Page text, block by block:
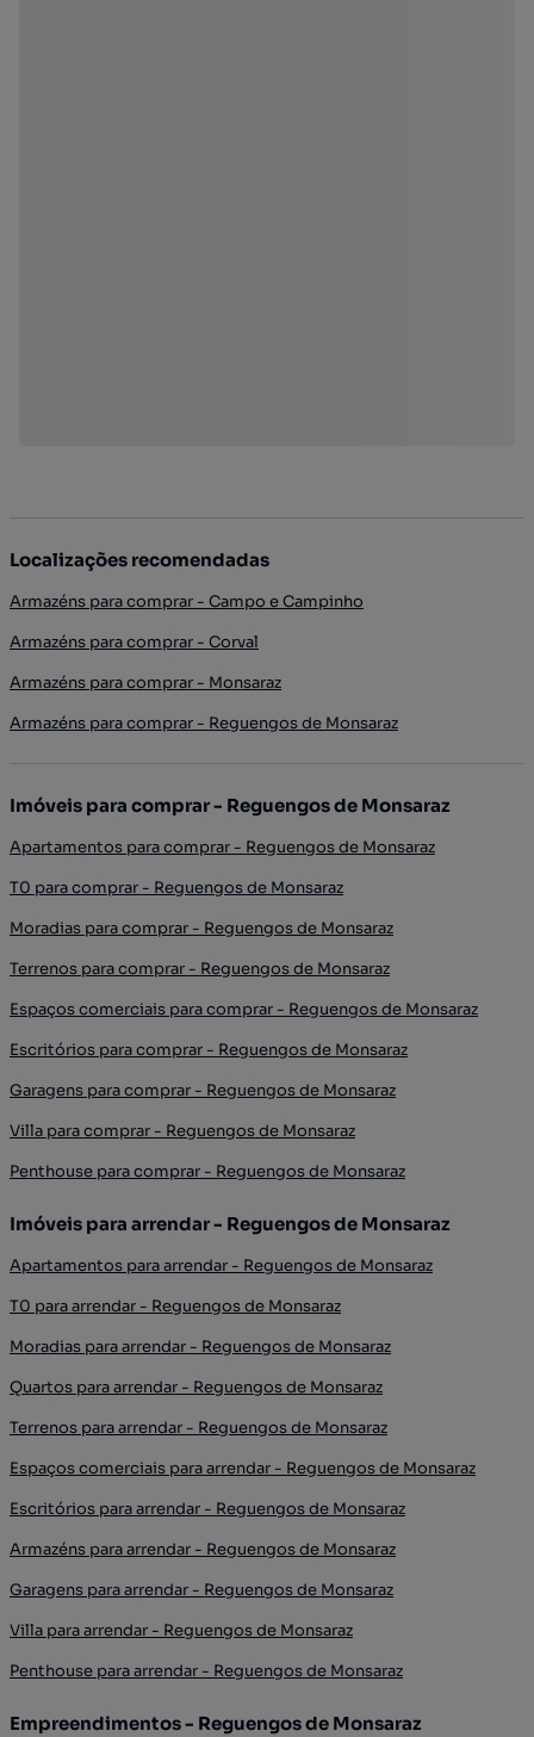
Localizações recomendadas
Armazéns para comprar - Campo e Campinho
Armazéns para comprar - Corval
Armazéns para comprar - Monsaraz
Armazéns para comprar - Reguengos de Monsaraz
Imóveis para comprar - Reguengos de Monsaraz
Apartamentos para comprar - Reguengos de Monsaraz
T0 para comprar - Reguengos de Monsaraz
Moradias para comprar - Reguengos de Monsaraz
Terrenos para comprar - Reguengos de Monsaraz
Espaços comerciais para comprar - Reguengos de Monsaraz
Escritórios para comprar - Reguengos de Monsaraz
Garagens para comprar - Reguengos de Monsaraz
Villa para comprar - Reguengos de Monsaraz
Penthouse para comprar - Reguengos de Monsaraz
Imóveis para arrendar - Reguengos de Monsaraz
Apartamentos para arrendar - Reguengos de Monsaraz
T0 para arrendar - Reguengos de Monsaraz
Moradias para arrendar - Reguengos de Monsaraz
Quartos para arrendar - Reguengos de Monsaraz
Terrenos para arrendar - Reguengos de Monsaraz
Espaços comerciais para arrendar - Reguengos de Monsaraz
Escritórios para arrendar - Reguengos de Monsaraz
Armazéns para arrendar - Reguengos de Monsaraz
Garagens para arrendar - Reguengos de Monsaraz
Villa para arrendar - Reguengos de Monsaraz
Penthouse para arrendar - Reguengos de Monsaraz
Empreendimentos - Reguengos de Monsaraz